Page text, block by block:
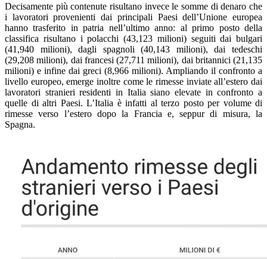
Decisamente più contenute risultano invece le somme di denaro che
i lavoratori provenienti dai principali Paesi dell’Unione europea
hanno trasferito in patria nell’ultimo anno: al primo posto della
classifica risultano i polacchi (43,123 milioni) seguiti dai bulgari
(41,940 milioni), dagli spagnoli (40,143 milioni), dai tedeschi
(29,208 milioni), dai francesi (27,711 milioni), dai britannici (21,135
milioni) e infine dai greci (8,966 milioni). Ampliando il confronto a
livello europeo, emerge inoltre come le rimesse inviate all’estero dai
lavoratori stranieri residenti in Italia siano elevate in confronto a
quelle di altri Paesi. L’Italia è infatti al terzo posto per volume di
rimesse verso l’estero dopo la Francia e, seppur di misura, la
Spagna.